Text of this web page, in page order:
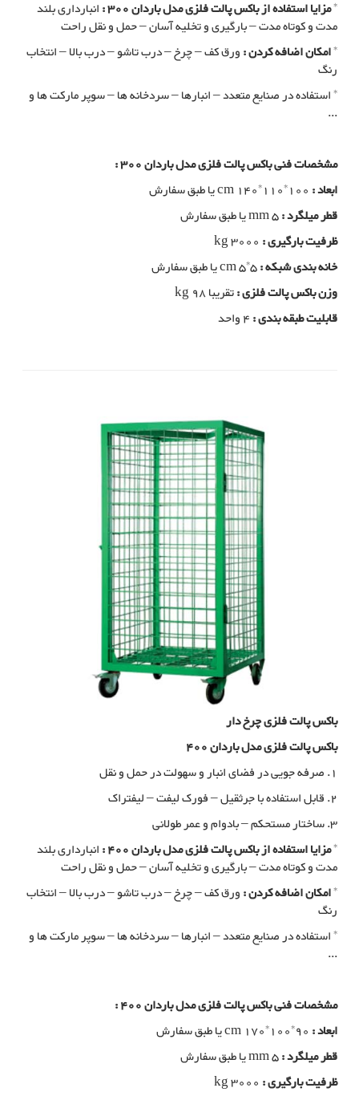
*مزایا استفاده از باکس پالت فلزی مدل باردان 300 :
انبارداری بلند
مدت و کوتاه مدت – بارگیری و تخلیه آسان – حمل و نقل راحت
*امکان اضافه کردن :ورق کف – چرخ – درب تاشو – درب بالا – انتخاب
رنگ
* استفاده در صنایع متعدد – انبارها – سردخانه ها – سوپر مارکت ها و
...
مشخصات فنی باکس پالت فلزی مدل باردان 300 :
ابعاد :
قطر میلگرد :mm 5 یا طبق سفارش
ظرفیت بارگیری :
خانه بندی شبکه :cm 5*5 یا طبق سفارش
وزن باکس پالت فلزی :تقریبا kg 98
قابلیت طبقه بندی :
باکس پالت فلزی چرخ دار
باکس پالت فلزی مدل باردان 400
1. صرفه جویی در فضای انبار و سهولت در حمل و نقل
2. قابل استفاده با جرثقیل – فورک لیفت – لیفتراک
3. ساختار مستحکم – بادوام و عمر طولانی
*مزایا استفاده از باکس پالت فلزی مدل باردان 400 :
انبارداری بلند
مدت و کوتاه مدت – بارگیری و تخلیه آسان – حمل و نقل راحت
*امکان اضافه کردن :ورق کف – چرخ – درب تاشو – درب بالا – انتخاب
رنگ
* استفاده در صنایع متعدد – انبارها – سردخانه ها – سوپر مارکت ها و
...
مشخصات فنی باکس پالت فلزی مدل باردان 400 :
ابعاد :
قطر میلگرد :mm 5 یا طبق سفارش
ظرفیت بارگیری :